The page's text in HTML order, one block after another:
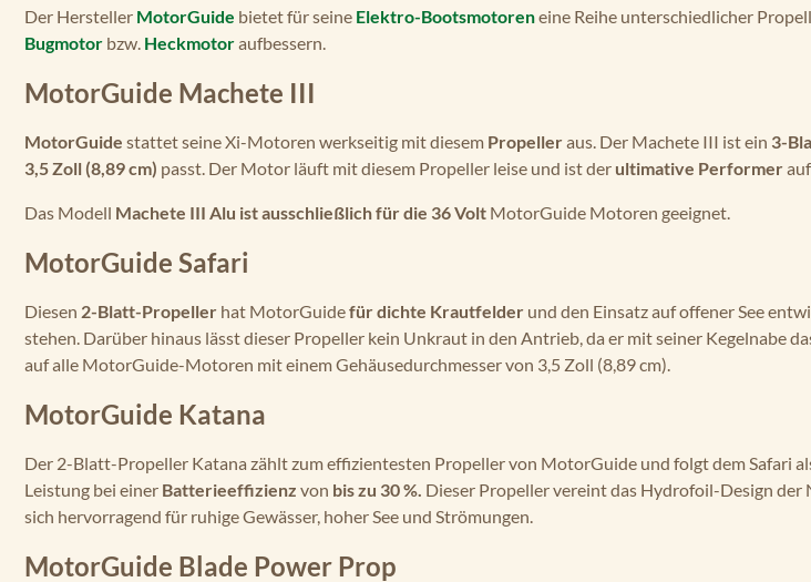
Der Hersteller MotorGuide bietet für seine Elektro-Bootsmotoreneine Reihe unterschiedlicher
Bugmotor bzw. Heckmotoraufbessern.
MotorGuide Machete III
MotorGuide stattet seine Xi-Motoren werkseitig mit diesem Propelleraus. Der Machete III ist ein 3-
3,5 Zoll (8,89 cm) passt. Der Motor läuft mit diesem Propeller leise und ist der ultimative Performer
Das Modell Machete III Alu ist ausschließlich für die 36 Volt MotorGuide Motoren geeignet.
MotorGuide Safari
Diesen 2-Blatt-Propeller hat MotorGuidefür dichte Krautfelder und den Einsatz auf offener See
stehen. Darüber hinaus lässt dieser Propeller kein Unkraut in den Antrieb, da er mit seiner Kegelnabe
auf alle MotorGuide-Motoren mit einem Gehäusedurchmesser von 3,5 Zoll (8,89 cm).
MotorGuide Katana
Der 2-Blatt-Propeller Katana zählt zum effizientesten Propeller von MotorGuide und folgt dem Safari
Leistung bei einer Batterieeffizienz von bis zu 30 %. Dieser Propeller vereint das Hydrofoil-Design
sich hervorragend für ruhige Gewässer, hoher See und Strömungen.
MotorGuide Blade Power Prop